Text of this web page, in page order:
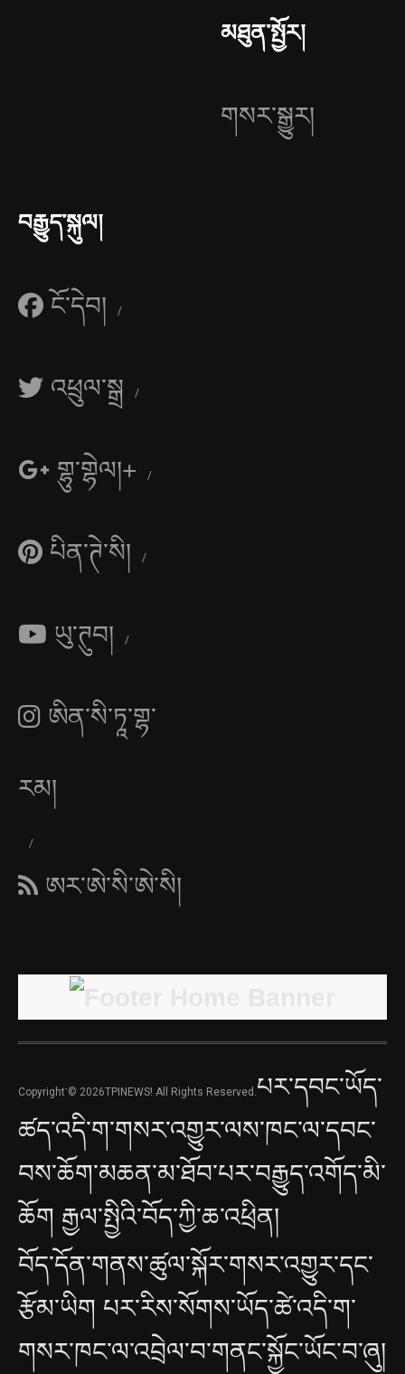
མཐུན་སྤྱོར།
གསར་སྒྱུར།
བརྒྱུད་སྐུལ།
ངོ་དེབ།
འཕྲུལ་སྒྲ
གྷུ་གྷེལ།+
པིན་ཊེ་སི།
ཡུ་ཊུབ།
ཨིན་སི་ཏཱ་གྷ་
རམ།
ཨར་ཨེ་སི་ཨེ་སི།
Copyright་© 2026TPINEWS! All Rights Reserved. པར་དབང་ཡོད་
ཚད་འདི་ག་གསར་འགྱུར་ལས་ཁང་ལ་དབང་
བས་ཆོག་མཆན་མ་ཐོབ་པར་བརྒྱུད་འགོད་མི་
ཆོག རྒྱལ་སྤྱིའི་བོད་ཀྱི་ཆ་འཕྲིན།
བོད་དོན་གནས་ཚུལ་སྐོར་གསར་འགྱུར་དང་
རྩོམ་ཡིག པར་རིས་སོགས་ཡོད་ཚེ་འདི་ག་
གསར་ཁང་ལ་འབྲེལ་བ་གནང་སྐྱོང་ཡོང་བ་ཞུ།